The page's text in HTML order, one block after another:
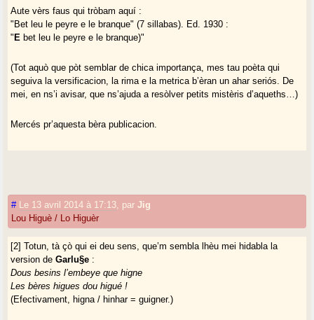
Aute vèrs faus qui tròbam aquí :
"Bet leu le peyre e le branque" (7 sillabas). Ed. 1930 :
" E bet leu le peyre e le branque)"
(Tot aquò que pòt semblar de chica importança, mes tau poèta qui
seguiva la versificacion, la rima e la metrica b’èran un ahar seriós. De
mei, en ns’i avisar, que ns’ajuda a resòlver petits mistèris d’aqueths…)
Mercés pr’aquesta bèra publicacion.
# Le 13 avril 2014 à 17:13 parJig
Lou Higuè / Lo Higuèr
[2] Totun, tà çò qui ei deu sens, que’m sembla lhèu mei hidabla la
version deGarlu§e :
Dous besins l’embeye que higne
Les bères higues dou higué !
(Efectivament, higna / hinhar = guigner.)